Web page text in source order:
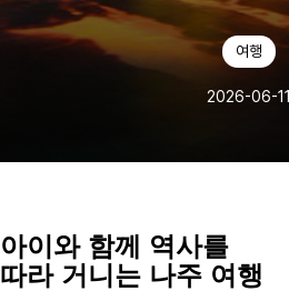
여행
2026-06-11
아이와 함께 역사를
따라 거니는 나주 여행